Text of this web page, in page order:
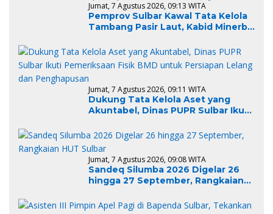
Jumat, 7 Agustus 2026, 09:13 WITA
Pemprov Sulbar Kawal Tata Kelola
Tambang Pasir Laut, Kabid Minerba
Perkasa
Jumat, 7 Agustus 2026, 09:11 WITA
Dukung Tata Kelola Aset yang
Akuntabel, Dinas PUPR Sulbar Ikuti
Persiapan Lelang dan
Penghapusan
Jumat, 7 Agustus 2026, 09:08 WITA
Sandeq Silumba 2026 Digelar 26
hingga 27 September, Rangkaian